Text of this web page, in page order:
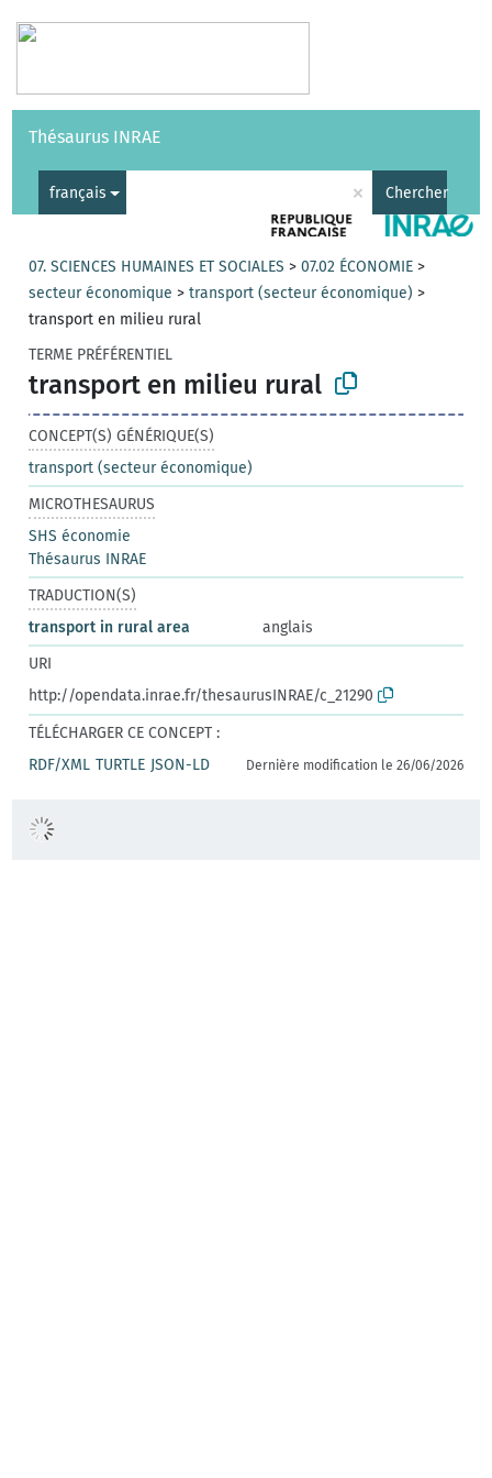
Vocabulaires API
Thésaurus INRAE
français × Chercher
07. SCIENCES HUMAINES ET SOCIALES >07.02 ÉCONOMIE >
secteur économique >transport (secteur économique) >
transport en milieu rural
TERME PRÉFÉRENTIEL
transport en milieu rural
CONCEPT(S) GÉNÉRIQUE(S)
transport (secteur économique)
MICROTHESAURUS
SHS économie
Thésaurus INRAE
TRADUCTION(S)
transport in rural area
anglais
URI
http://opendata.inrae.fr/thesaurusINRAE/c_21290
TÉLÉCHARGER CE CONCEPT :
RDF/XML TURTLE JSON-LD Dernière modification le 26/06/2026